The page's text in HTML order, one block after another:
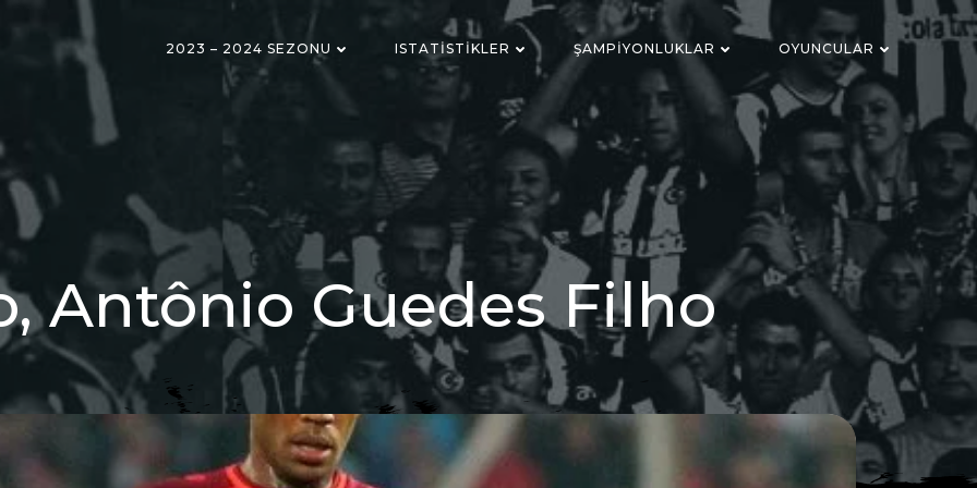
2023 – 2024 SEZONU ISTATISTIKLER ŞAMPIYONLUKLAR OYUNCULAR
Antônio Guedes Filho